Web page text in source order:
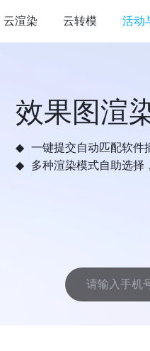
云渲染 云转模 活动
效果图渲
一键提交自动匹配软件
多种渲染模式自助选择